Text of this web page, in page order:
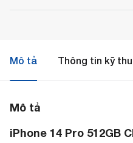
Mô tả Thông tin kỹ
Mô tả
iPhone 14 Pro 512GB